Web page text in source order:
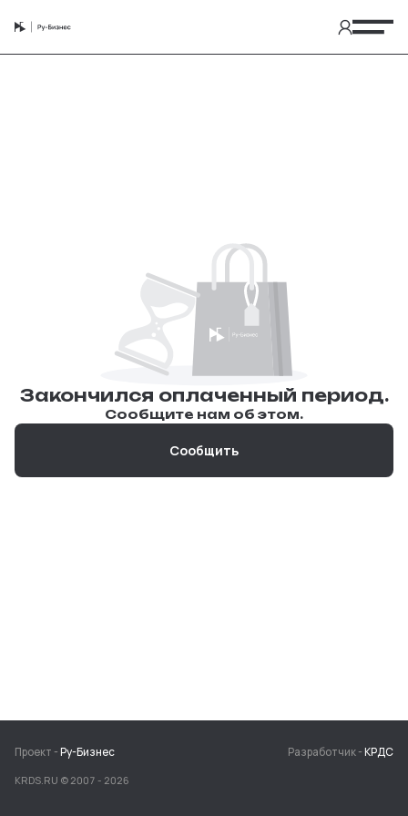
Закончился оплаченный период.
Сообщите нам об этом.
Сообщить
Проект - Ру-Бизнес Разработчик - КРДС
KRDS.RU © 2007 - 2026